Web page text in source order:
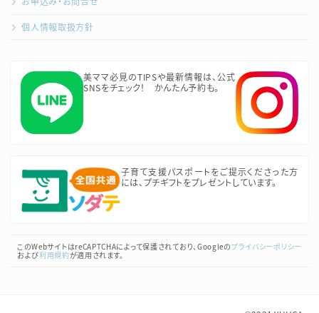
個人情報取扱方針
美ママ必見のTIPSや最新情報は、公式
SNSをチェック！ かんたん予約も。
子育て支援パスポートをご提示くださった方
には、プチギフトをプレゼントしています。
このWebサイトはreCAPTCHAによって保護されており、Googleのプライバシーポリシー
および利用規約が適用されます。